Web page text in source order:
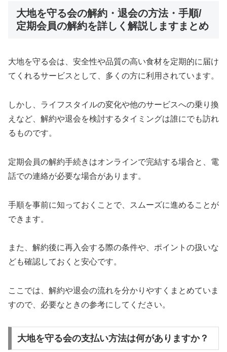
大地を守る会の解約・退会の方法・手順/
定期会員の解約を詳しく解説しますまとめ
大地を守る会は、安全性や品質の高い食材を定期的に届け
てくれるサービスとして、多くの方に利用されています。
しかし、ライフスタイルの変化や他のサービスへの乗り換
えなど、解約や退会を検討するタイミングは誰にでも訪れ
るものです。
定期会員の解約手続きはオンラインで完結する場合と、電
話での連絡が必要な場合があります。
手順を事前に知っておくことで、スムーズに進めることが
できます。
また、解約後に再入会する際の条件や、ポイントの扱いな
ども確認しておくと安心です。
ここでは、解約や退会の流れを分かりやすくまとめていま
すので、必要なときの参考にしてください。
大地を守る会の支払い方法は何がありますか？